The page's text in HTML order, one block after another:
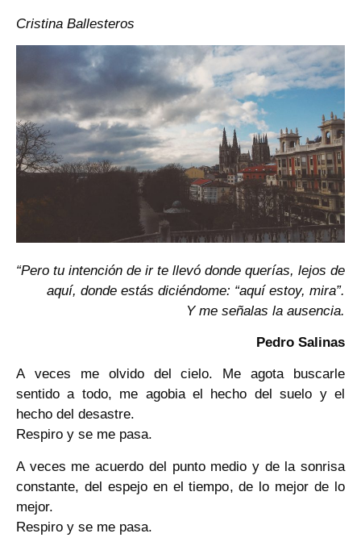
Cristina Ballesteros
“Pero tu intención de ir te llevó donde querías, lejos de
aquí, donde estás diciéndome: “aquí estoy, mira”.
Y me señalas la ausencia.
Pedro Salinas
A veces me olvido del cielo. Me agota buscarle
sentido a todo, me agobia el hecho del suelo y el
hecho del desastre.
Respiro y se me pasa.
A veces me acuerdo del punto medio y de la sonrisa
constante, del espejo en el tiempo, de lo mejor de lo
mejor.
Respiro y se me pasa.